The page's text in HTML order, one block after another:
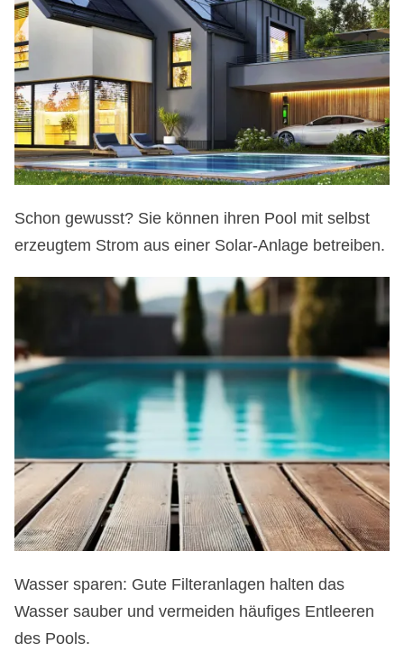
Schon gewusst? Sie können ihren Pool mit selbst
erzeugtem Strom aus einer Solar-Anlage betreiben.
Wasser sparen: Gute Filteranlagen halten das
Wasser sauber und vermeiden häufiges Entleeren
des Pools.